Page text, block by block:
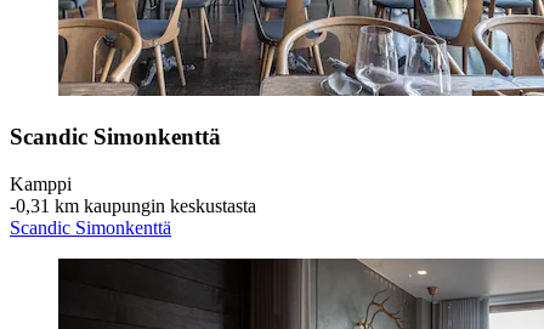
Scandic Simonkenttä
Kamppi
‐0,31 km kaupungin keskustasta
Scandic Simonkenttä